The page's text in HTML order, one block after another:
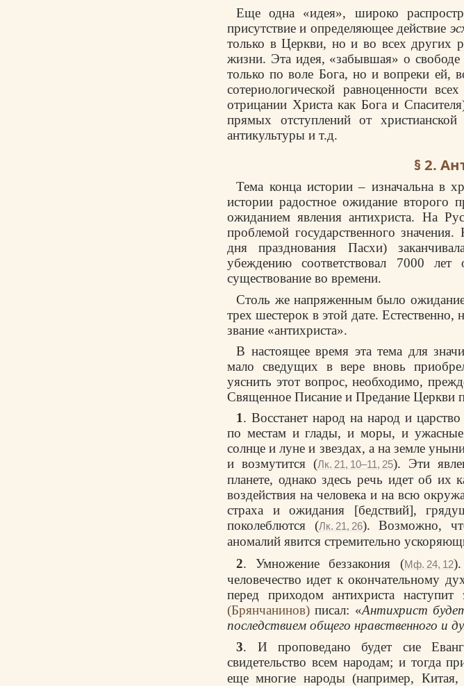
Еще одна «идея», широко
присутствие и определяющее действие
только в Церкви, но и во всех других
жизни. Эта идея, «забывшая» о свободе
только по воле Бога, но и вопреки ей,
сотериологической равноценности
отрицании Христа как Бога и
прямых отступлений от
антикультуры и т.д.
§ 2.
Тема конца истории– изначальна в
истории радостное ожидание второго
ожиданием явления антихриста. На
проблемой государственного
дня празднования Пасхи)
убеждению соответствовал 7000
существование во времени.
Столь же напряженным было
трех шестерок в этой дате.
звание «антихриста».
В настоящее время эта тема для
мало сведущих в вере вновь
уяснить этот вопрос, необходимо,
Священное Писание и Предание Церкви
1. Восстанет народ на народ и
по местам и глады, и моры, и
солнце и луне и звездах, а на земле
и возмутится (Лк. 21, 10–11, 25). Эти
планете, однако здесь речь идет об их
воздействия на человека и на всю
страха и ожидания [бедствий],
поколеблются (Лк. 21, 26). Возможно,
аномалий явится стремительно
2. Умножение беззакония (Мф. 24, 12).
человечество идет к окончательному
перед приходом антихриста
(Брянчанинов) писал: «Антихрист
последствием общего нравственного и
3. И проповедано будет сие
свидетельство всем народам; и тогда
еще многие народы (например,